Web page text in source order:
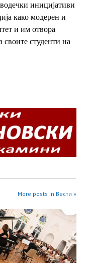
иницијативи
како модерен и
и им отвора
студенти на
More posts in Вести »